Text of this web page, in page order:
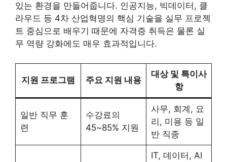
있는 환경을 만들어줍니다. 인공지능, 빅데이터, 클
라우드 등 4차 산업혁명의 핵심 기술을 실무 프로젝
트 중심으로 배우기 때문에 자격증 취득은 물론 실
무 역량 강화에도 매우 효과적입니다.
지원 프로그램 주요 지원 내용
대상 및 특이사
항
일반 직무 훈
련
수강료의
45~85% 지원
사무, 회계, 요
리, 미용 등 일
반 직종
IT, 데이터, AI